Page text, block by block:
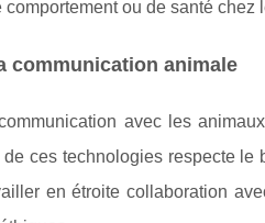
ou de santé
communication animale
avec les
ces technologies respecte le
en étroite collaboration